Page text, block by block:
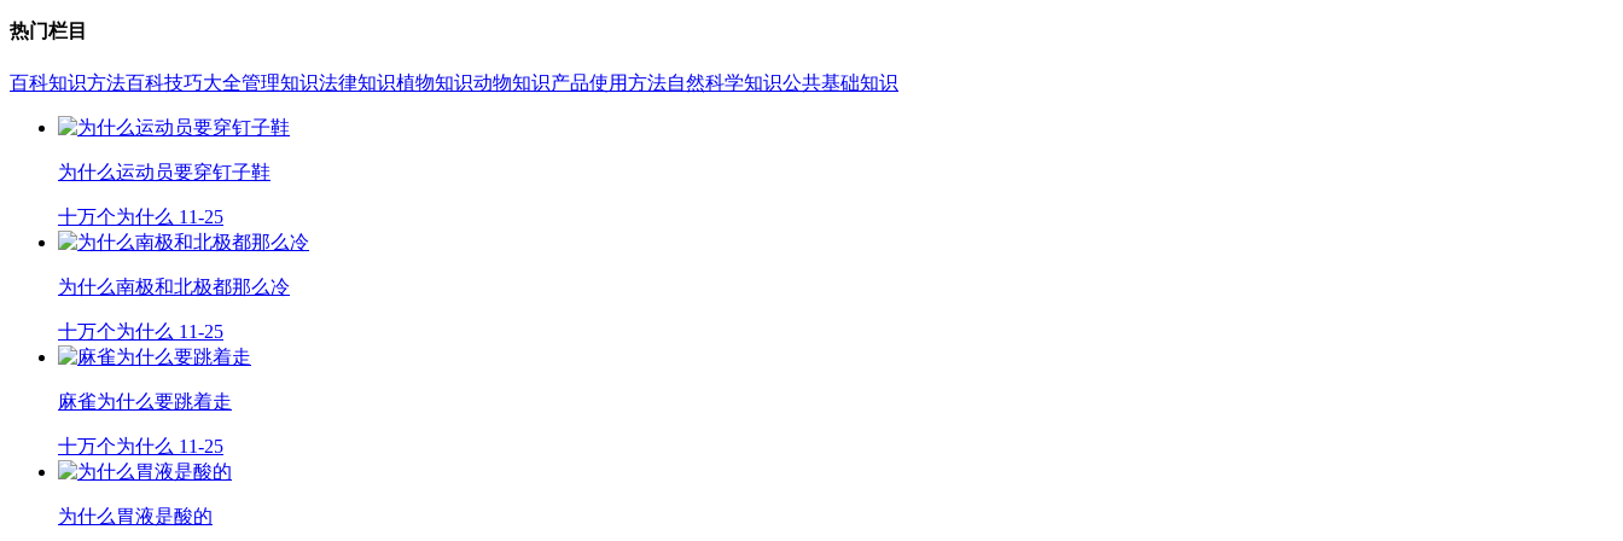
热门栏目
百科知识方法百科技巧大全管理知识法律知识植物知识动物知识产品使用方法自然科学知识公共基础知识
为什么运动员要穿钉子鞋
十万个为什么 11-25
为什么南极和北极都那么冷
十万个为什么 11-25
麻雀为什么要跳着走
十万个为什么 11-25
为什么胃液是酸的